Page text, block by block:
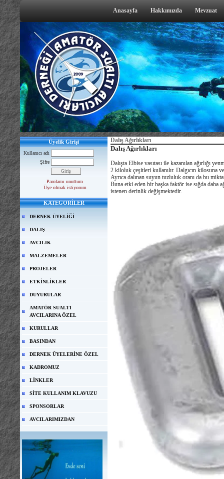
Anasayfa Hakkımızda Mevzuat
Üyelik Girişi
Kullanıcı adı
Şifre
Parolamı unuttum
Üye olmak istiyorum
KATEGORİLER
DERNEK ÜYELİĞİ
DALIŞ
AVCILIK
MALZEMELER
PROJELER
ETKİNLİKLER
DUYURULAR
AMATÖR SUALTI
AVCILARINA ÖZEL
KURULLAR
BASINDAN
DERNEK ÜYELERİNE ÖZEL
KADROMUZ
LİNKLER
SİTE KULLANIM KLAVUZU
SPONSORLAR
AVCILARIMIZDAN
Dalış Ağırlıkları
Dalış Ağırlıkları
Dalışta Elbise vasıtası ile kazanılan ağırlığı
2 kiloluk çeşitleri kullanılır. Dalgıcın kilosuna
Ayrıca dalınan suyun tuzluluk oranı da bu
Buna etki eden bir başka faktör ise sığda daha
istenen derinlik değişmektedir.